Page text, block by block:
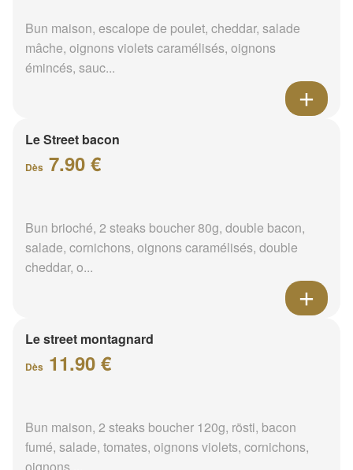
Bun maison, escalope de poulet, cheddar, salade
mâche, oignons violets caramélisés, oignons
émincés, sauc...
Le Street bacon
Dès 7.90 €
Bun brioché, 2 steaks boucher 80g, double bacon,
salade, cornichons, oignons caramélisés, double
cheddar, o...
Le street montagnard
Dès 11.90 €
Bun maison, 2 steaks boucher 120g, rösti, bacon
fumé, salade, tomates, oignons violets, cornichons,